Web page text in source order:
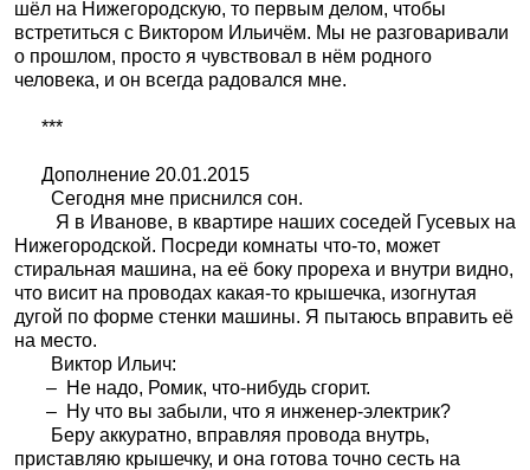
шёл на Нижегородскую, то первым делом, чтобы
встретиться с Виктором Ильичём. Мы не разговаривали
о прошлом, просто я чувствовал в нём родного
человека, и он всегда радовался мне.
***
Дополнение 20.01.2015
Сегодня мне приснился сон.
Я в Иванове, в квартире наших соседей Гусевых на
Нижегородской. Посреди комнаты что-то, может
стиральная машина, на её боку прореха и внутри видно,
что висит на проводах какая-то крышечка, изогнутая
дугой по форме стенки машины. Я пытаюсь вправить её
на место.
Виктор Ильич:
– Не надо, Ромик, что-нибудь сгорит.
– Ну что вы забыли, что я инженер-электрик?
Беру аккуратно, вправляя провода внутрь,
приставляю крышечку, и она готова точно сесть на